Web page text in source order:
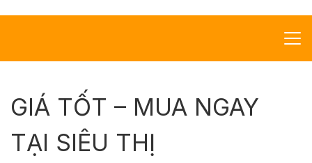
Giới thiệu
GIÁ TỐT – MUA NGAY
TẠI SIÊU THỊ